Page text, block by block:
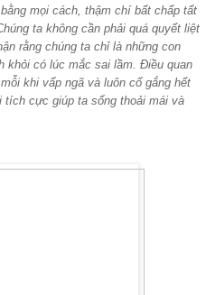
mọi cách, thậm chí bất chấp tất
ta không cần phải quá quyết liệt
rằng chúng ta chỉ là những con
khỏi có lúc mắc sai lầm. Điều quan
khi vấp ngã và luôn cố gắng hết
cực giúp ta sống thoải mái và